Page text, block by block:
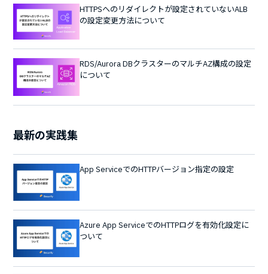
HTTPSへのリダイレクトが設定されていないALB
の設定変更方法について
RDS/Aurora DBクラスターのマルチAZ構成の設定
について
最新の実践集
App ServiceでのHTTPバージョン指定の設定
Azure App ServiceでのHTTPログを有効化設定に
ついて